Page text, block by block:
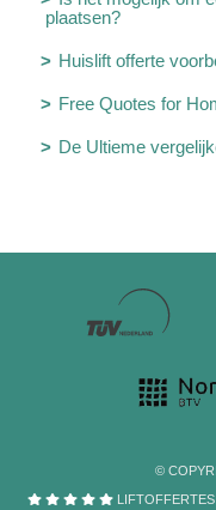
plaatsen?
Huislift offerte
Free Quotes for
De Ultieme
©